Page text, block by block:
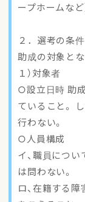
ープホームなど
２．選考の条件
助成の対象と
１）対象者
○設立日時 助
ていること。
行わない。
○人員構成
イ、職員につ
は問わない。
ロ、在籍する障